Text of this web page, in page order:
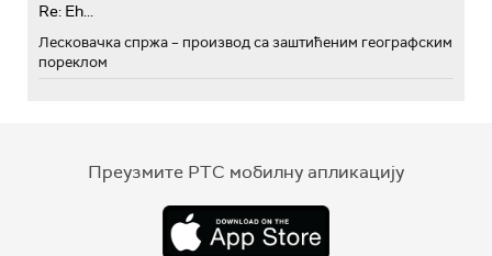
Re: Eh...
Лесковачка спржа – производ са заштићеним географским
пореклом
Преузмите РТС мобилну апликацију